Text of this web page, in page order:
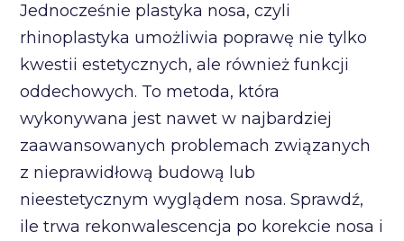
Jednocześnie plastyka nosa, czyli
rhinoplastyka umożliwia poprawę nie tylko
kwestii estetycznych, ale również funkcji
oddechowych. To metoda, która
wykonywana jest nawet w najbardziej
zaawansowanych problemach związanych
z nieprawidłową budową lub
nieestetycznym wyglądem nosa. Sprawdź,
ile trwa rekonwalescencja po korekcie nosa i